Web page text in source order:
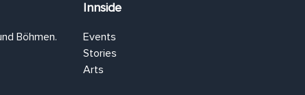
Böhmen.
Innside
Events
Stories
Arts